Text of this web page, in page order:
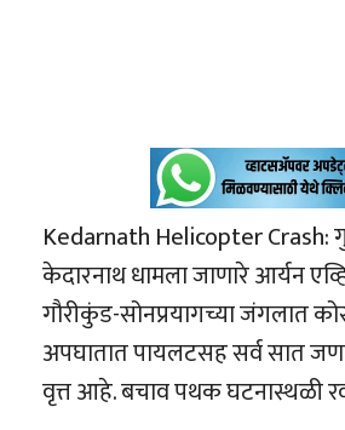
Kedarnath Helicopter Crash:
केदारनाथ धामला जाणारे आर्यन
गौरीकुंड-सोनप्रयागच्या जंगलात
अपघातात पायलटसह सर्व सात
वृत्त आहे. बचाव पथक घटनास्थळी